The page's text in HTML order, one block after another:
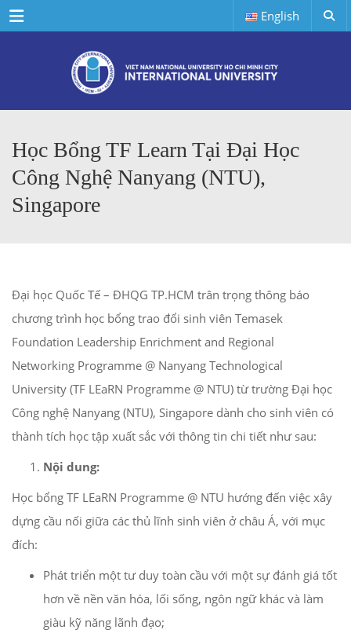
Menu English
Học Bổng TF Learn Tại Đại Học
Công Nghệ Nanyang (NTU),
Singapore
Đại học Quốc Tế – ĐHQG TP.HCM trân trọng thông báo
chương trình học bổng trao đổi sinh viên Temasek
Foundation Leadership Enrichment and Regional
Networking Programme @ Nanyang Technological
University (TF LEaRN Programme @ NTU) từ trường Đại học
Công nghệ Nanyang (NTU), Singapore dành cho sinh viên có
thành tích học tập xuất sắc với thông tin chi tiết như sau:
Nội dung:
Học bổng TF LEaRN Programme @ NTU hướng đến việc xây
dựng cầu nối giữa các thủ lĩnh sinh viên ở châu Á, với mục
đích:
Phát triển một tư duy toàn cầu với một sự đánh giá tốt
hơn về nền văn hóa, lối sống, ngôn ngữ khác và làm
giàu kỹ năng lãnh đạo;